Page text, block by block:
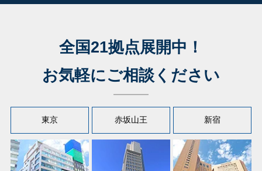
全国21拠点展開中！
お気軽にご相談ください
東京 赤坂山王 新宿